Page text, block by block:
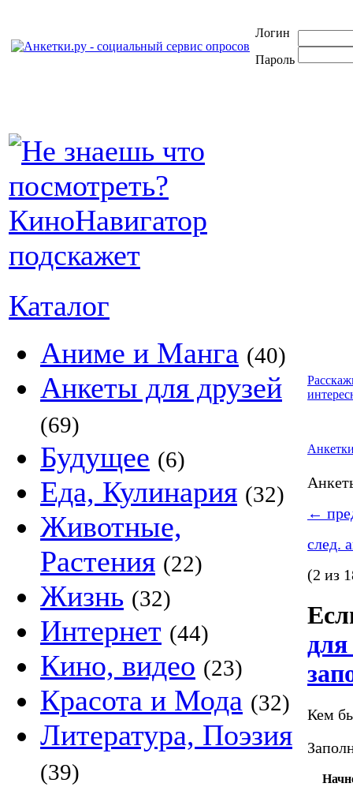
Логин
Пароль
Каталог
Аниме и Манга (40)
Анкеты для друзей
(69)
Будущее (6)
Еда, Кулинария (32)
Животные,
Растения (22)
Жизнь (32)
Интернет (44)
Кино, видео (23)
Красота и Мода (32)
Литература, Поэзия
(39)
←
след.
(2 из
для
Кем